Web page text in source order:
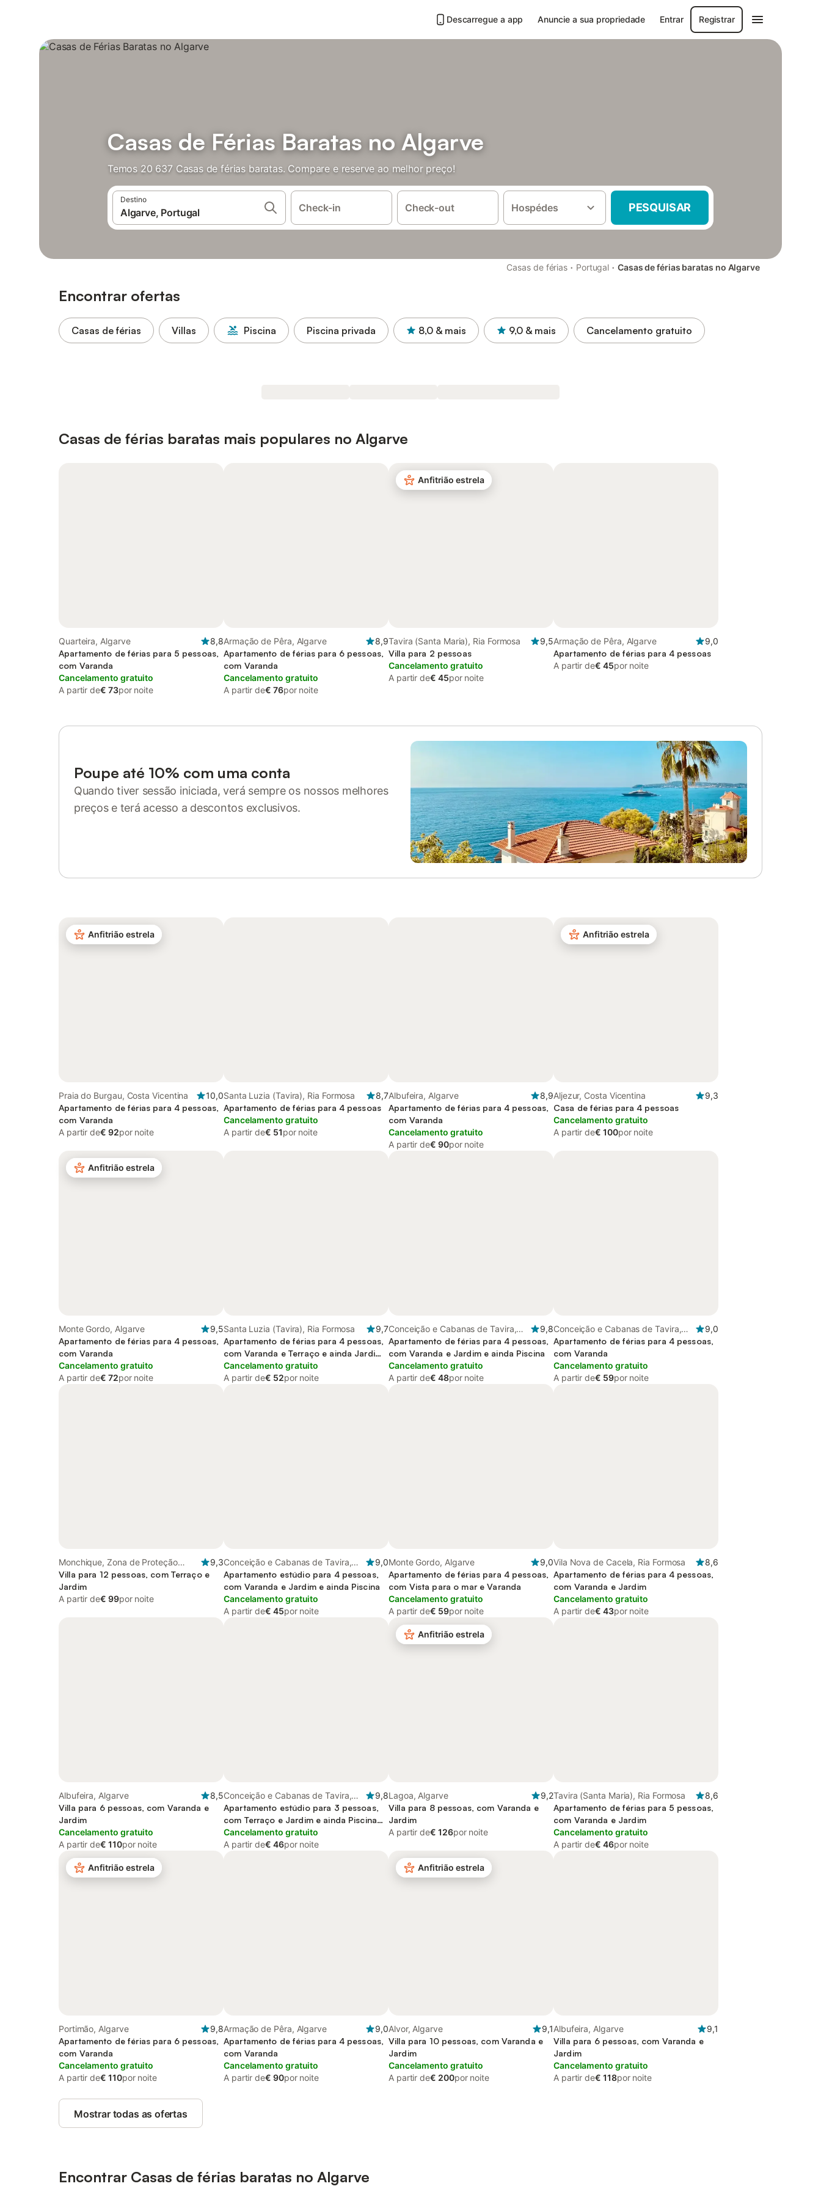
Descarregue a app Anuncie a sua propriedade Entrar Registrar
Casas de Férias Baratas no Algarve
Temos 20 637 Casas de férias baratas. Compare e reserve ao melhor preço!
Destino
Check-in Check-out Hospédes PESQUISAR
Casas de férias · Portugal · Casas de férias baratas no Algarve
Encontrar ofertas
Casas de férias Villas Piscina Piscina privada 8,0 & mais 9,0 & mais Cancelamento gratuito
Casas de férias baratas mais populares no Algarve
Quarteira, Algarve
8,8
Apartamento de férias para 5 pessoas,
com Varanda
Cancelamento gratuito
A partir de€ 73por noite
Armação de Pêra, Algarve
8,9
Apartamento de férias para 6 pessoas,
com Varanda
Cancelamento gratuito
A partir de€ 76por noite
Anfitrião estrela
Tavira (Santa Maria), Ria Formosa
9,5
Villa para 2 pessoas
Cancelamento gratuito
A partir de€ 45por noite
Armação de Pêra, Algarve
9,0
Apartamento de férias para 4 pessoas
A partir de€ 45por noite
Poupe até 10% com uma conta
Quando tiver sessão iniciada, verá sempre os nossos melhores
preços e terá acesso a descontos exclusivos.
Anfitrião estrela
Praia do Burgau, Costa Vicentina
10,0
Apartamento de férias para 4 pessoas,
com Varanda
A partir de€ 92por noite
Santa Luzia (Tavira), Ria Formosa
8,7
Apartamento de férias para 4 pessoas
Cancelamento gratuito
A partir de€ 51por noite
Albufeira, Algarve
8,9
Apartamento de férias para 4 pessoas,
com Varanda
Cancelamento gratuito
A partir de€ 90por noite
Anfitrião estrela
Aljezur, Costa Vicentina
9,3
Casa de férias para 4 pessoas
Cancelamento gratuito
A partir de€ 100por noite
Anfitrião estrela
Monte Gordo, Algarve
9,5
Apartamento de férias para 4 pessoas,
com Varanda
Cancelamento gratuito
A partir de€ 72por noite
Santa Luzia (Tavira), Ria Formosa
9,7
Apartamento de férias para 4 pessoas,
com Varanda e Terraço e ainda Jardim
and Piscina infantil
Cancelamento gratuito
A partir de€ 52por noite
Conceição e Cabanas de Tavira,
Ria Formosa
9,8
Apartamento de férias para 4 pessoas,
com Varanda e Jardim e ainda Piscina
Cancelamento gratuito
A partir de€ 48por noite
Conceição e Cabanas de Tavira,
Ria Formosa
9,0
Apartamento de férias para 4 pessoas,
com Varanda
Cancelamento gratuito
A partir de€ 59por noite
Monchique, Zona de Proteção
Especial de Monchique
9,3
Villa para 12 pessoas, com Terraço e
Jardim
A partir de€ 99por noite
Conceição e Cabanas de Tavira,
Ria Formosa
9,0
Apartamento estúdio para 4 pessoas,
com Varanda e Jardim e ainda Piscina
Cancelamento gratuito
A partir de€ 45por noite
Monte Gordo, Algarve
9,0
Apartamento de férias para 4 pessoas,
com Vista para o mar e Varanda
Cancelamento gratuito
A partir de€ 59por noite
Vila Nova de Cacela, Ria Formosa
8,6
Apartamento de férias para 4 pessoas,
com Varanda e Jardim
Cancelamento gratuito
A partir de€ 43por noite
Albufeira, Algarve
8,5
Villa para 6 pessoas, com Varanda e
Jardim
Cancelamento gratuito
A partir de€ 110por noite
Conceição e Cabanas de Tavira,
Ria Formosa
9,8
Apartamento estúdio para 3 pessoas,
com Terraço e Jardim e ainda Piscina
infantil and Piscina
Cancelamento gratuito
A partir de€ 46por noite
Anfitrião estrela
Lagoa, Algarve
9,2
Villa para 8 pessoas, com Varanda e
Jardim
A partir de€ 126por noite
Tavira (Santa Maria), Ria Formosa
8,6
Apartamento de férias para 5 pessoas,
com Varanda e Jardim
Cancelamento gratuito
A partir de€ 46por noite
Anfitrião estrela
Portimão, Algarve
9,8
Apartamento de férias para 6 pessoas,
com Varanda
Cancelamento gratuito
A partir de€ 110por noite
Armação de Pêra, Algarve
9,0
Apartamento de férias para 4 pessoas,
com Varanda
Cancelamento gratuito
A partir de€ 90por noite
Anfitrião estrela
Alvor, Algarve
9,1
Villa para 10 pessoas, com Varanda e
Jardim
Cancelamento gratuito
A partir de€ 200por noite
Albufeira, Algarve
9,1
Villa para 6 pessoas, com Varanda e
Jardim
Cancelamento gratuito
A partir de€ 118por noite
Mostrar todas as ofertas
Encontrar Casas de férias baratas no Algarve